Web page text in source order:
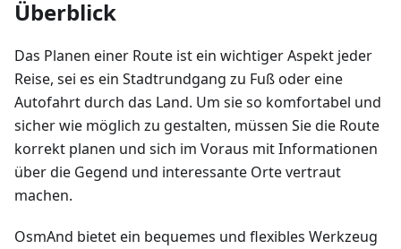
Überblick
Das Planen einer Route ist ein wichtiger Aspekt jeder
Reise, sei es ein Stadtrundgang zu Fuß oder eine
Autofahrt durch das Land. Um sie so komfortabel und
sicher wie möglich zu gestalten, müssen Sie die Route
korrekt planen und sich im Voraus mit Informationen
über die Gegend und interessante Orte vertraut
machen.
OsmAnd bietet ein bequemes und flexibles Werkzeug